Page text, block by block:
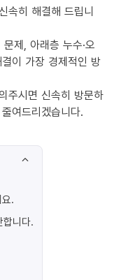
속히 해결해 드립니
제, 아래층 누수·오
이 가장 경제적인 방
주시면 신속히 방문하
여드리겠습니다.
.
합니다.